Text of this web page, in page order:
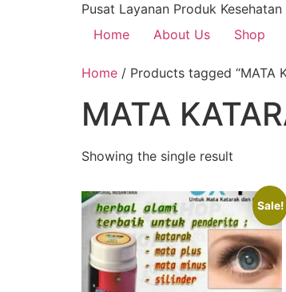
Pusat Layanan Produk
Home
About Us Shop
Home / Products tagged “MATA
MATA
Showing the single result
Sale!